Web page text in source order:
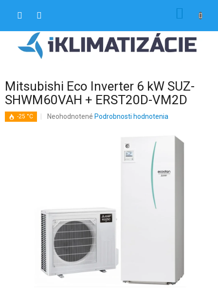
Mitsubishi Eco Inverter 6 kW SUZ-
SHWM60VAH + ERST20D-VM2D
-25 °C
Priemerné
Neohodnotené Podrobnosti hodnotenia